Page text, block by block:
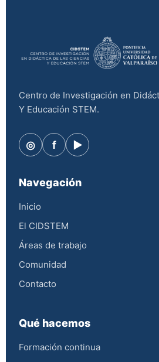
Centro de Investigación en
Y Educación STEM.
◎ f ▶
Navegación
Inicio
El CIDSTEM
Áreas de trabajo
Comunidad
Contacto
Qué hacemos
Formación continua